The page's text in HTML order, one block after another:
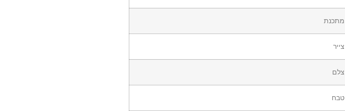
מתכנת
צייר
צלם
טבח